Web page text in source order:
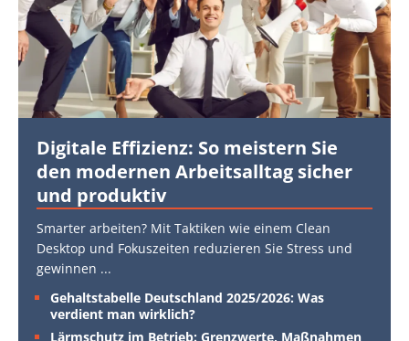
Digitale Effizienz: So meistern Sie
den modernen Arbeitsalltag sicher
und produktiv
Smarter arbeiten? Mit Taktiken wie einem Clean
Desktop und Fokuszeiten reduzieren Sie Stress und
gewinnen ...
Gehaltstabelle Deutschland 2025/2026: Was
verdient man wirklich?
Lärmschutz im Betrieb: Grenzwerte, Maßnahmen